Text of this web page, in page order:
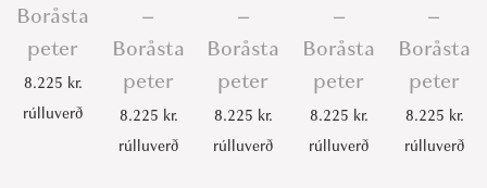
Boråsta
peter
8.225 kr.
rúlluverð
–
Boråsta
peter
8.225 kr.
rúlluverð
–
Boråsta
peter
8.225 kr.
rúlluverð
–
Boråsta
peter
8.225 kr.
rúlluverð
–
Boråsta
peter
8.225 kr.
rúlluverð